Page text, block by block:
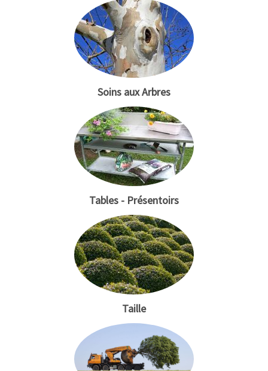
Soins aux Arbres
Tables - Présentoirs
Taille